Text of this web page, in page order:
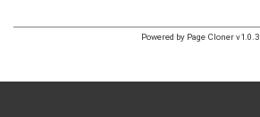
Powered by Page Cloner v1.0.3